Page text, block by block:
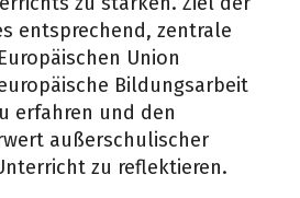
entsprechend, zentrale
Union
Bildungsarbeit
erfahren und den
außerschulischer
zu reflektieren.